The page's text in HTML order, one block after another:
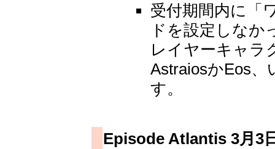
受付期間内に「
ドを設定しなか
レイヤーキャラ
AstraiosかEos
す。
Episode Atlantis 3月3